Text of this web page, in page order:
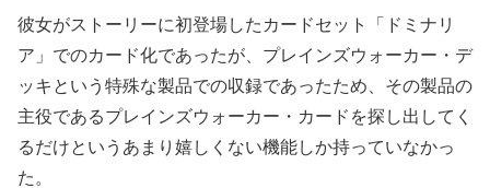
彼女がストーリーに初登場したカードセット「ドミナリ
ア」でのカード化であったが、プレインズウォーカー・デ
ッキという特殊な製品での収録であったため、その製品の
主役であるプレインズウォーカー・カードを探し出してく
るだけというあまり嬉しくない機能しか持っていなかっ
た。